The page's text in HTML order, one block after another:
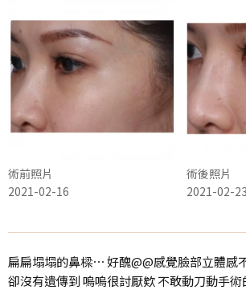
術前照片
2021-02-16
術後照片
2021-02-23
扁扁塌塌的鼻樑⋯ 好醜@@感覺臉部立體感
卻沒有遺傳到 嗚嗚很討厭欸 不敢動刀動手